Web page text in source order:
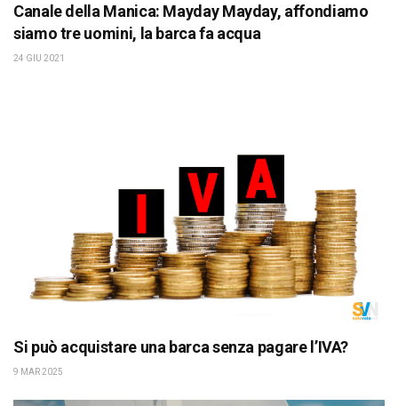
Canale della Manica: Mayday Mayday, affondiamo
siamo tre uomini, la barca fa acqua
24 GIU 2021
Si può acquistare una barca senza pagare l’IVA?
9 MAR 2025